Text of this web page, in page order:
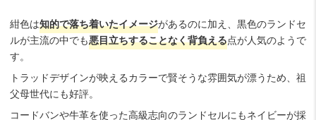
紺色は知的で落ち着いたイメージがあるのに加え、黒色のランドセ
ルが主流の中でも悪目立ちすることなく背負える点が人気のようで
す。
トラッドデザインが映えるカラーで賢そうな雰囲気が漂うため、祖
父母世代にも好評。
コードバンや牛革を使った高級志向のランドセルにもネイビーが採